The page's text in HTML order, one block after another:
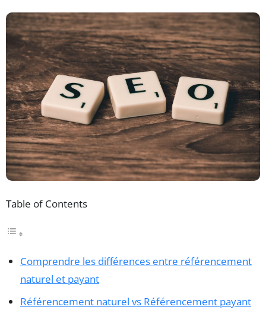
Table of Contents
Comprendre les différences entre référencement
naturel et payant
Référencement naturel vs Référencement payant